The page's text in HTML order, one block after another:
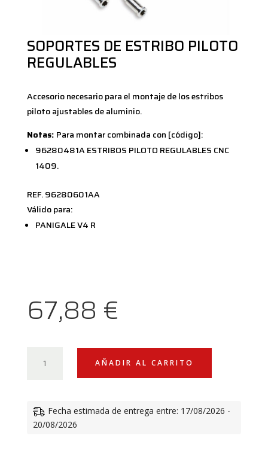
SOPORTES DE ESTRIBO PILOTO
REGULABLES
Accesorio necesario para el montaje de los estribos
piloto ajustables de aluminio.
Notas: Para montar combinada con [código]:
96280481A ESTRIBOS PILOTO REGULABLES CNC
1409.
REF. 96280601AA
Válido para:
PANIGALE V4 R
67,88 €
REGULABLES
CANTIDAD
AÑADIR AL CARRITO
Fecha estimada de entrega entre: 17/08/2026 -
20/08/2026